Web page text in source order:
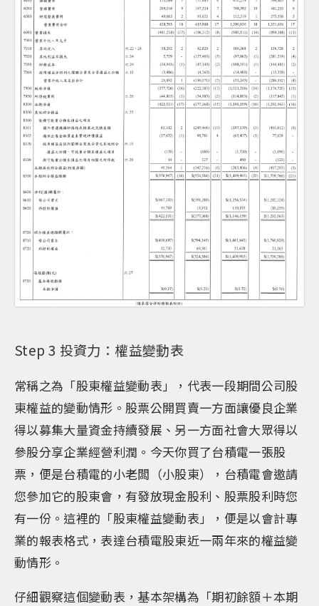
Step 3 投資力：權益變動表
常稱之為「股東權益變動表」，代表一段期間公司股
東權益的變動情形。股票公開買賣一方面讓優良企業
得以募集大量資金持續發展、另一方面社會大眾得以
參股分享企業經營利潤。今天你買了台積電一張股
票，便是台積電的小老闆（小股東），台積電會邀請
您參加它的股東會，有發放現金股利、股票股利時您
有一份。這裡的「股東權益變動表」，便是以會計專
業的報表格式，表達台積電股東近一兩年來的權益變
動情形。
仔細觀察這個變動表，基本架構為「期初餘額＋本期